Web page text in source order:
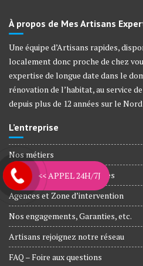
À propos de Mes Artisans
Une équipe d’Artisans rapides,
localement donc proche de chez
expertise de longue date dans le
rénovation de l’habitat, au service
depuis plus de 12 années sur le
L’entreprise
Nos métiers
Plombiers Agréé Assurances
Agences et Zone d’intervention
Nos engagements, Garanties, etc.
Artisans rejoignez notre réseau
FAQ – Foire aux questions
<< APPEL 24H/7J